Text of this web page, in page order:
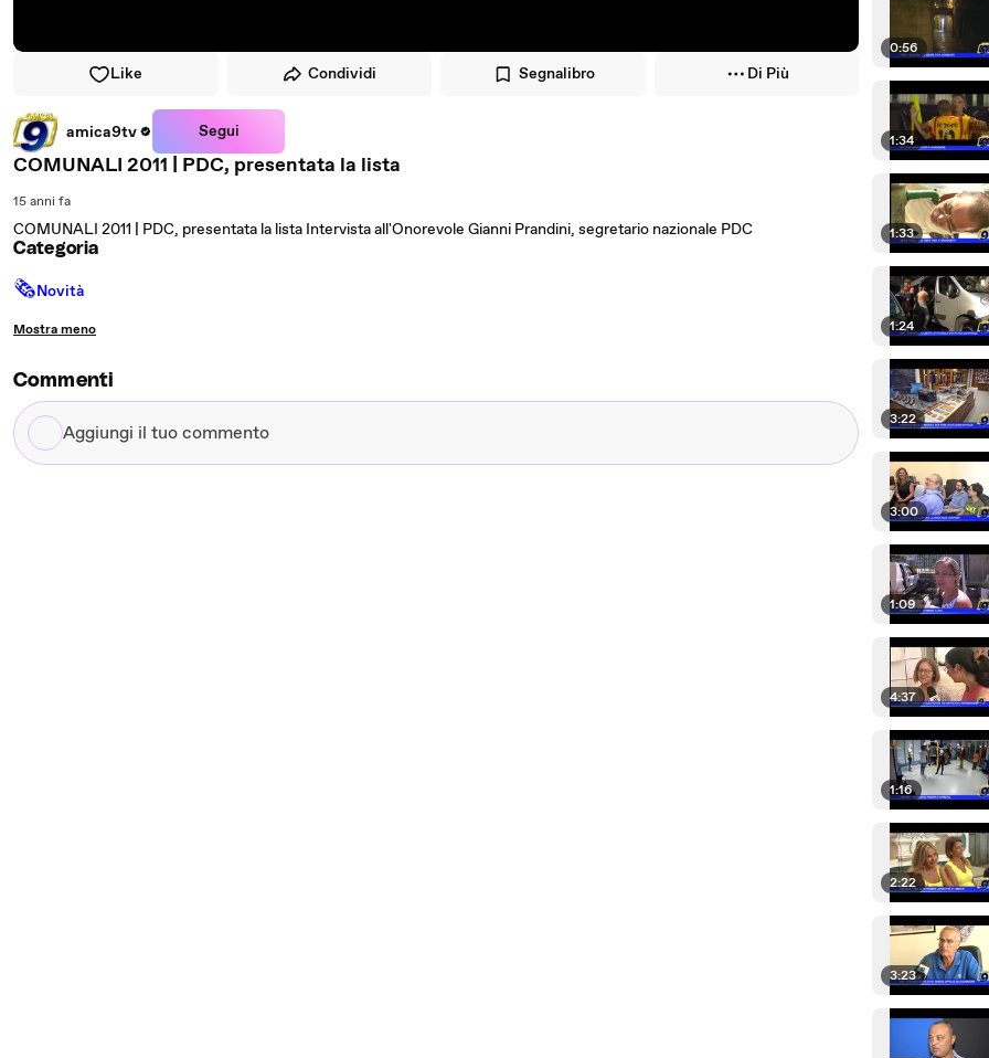
Like Condividi Segnalibro Di Più
amica9tv Segui
COMUNALI 2011 | PDC, presentata la lista
15 anni fa
COMUNALI 2011 | PDC, presentata la lista Intervista all'Onorevole Gianni Prandini, segretario nazionale PDC
Categoria
🗞Novità
Mostra meno
Commenti
Aggiungi
il
0:56
1:34
1:33
1:24
3:22
3:00
1:09
4:37
1:16
2:22
3:23